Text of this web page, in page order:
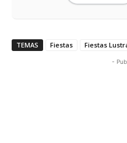
TEMAS Fiestas Fiestas
-